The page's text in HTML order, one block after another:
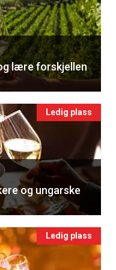
lære forskjellen
Ledig plass
og ungarske
Ledig plass